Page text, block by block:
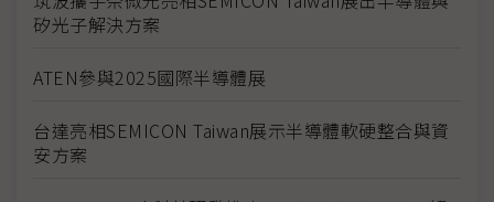
矽光子解決方案
ATEN參與2025國際半導體展
台達亮相SEMICON Taiwan展示半導體軟硬整合與資
安方案